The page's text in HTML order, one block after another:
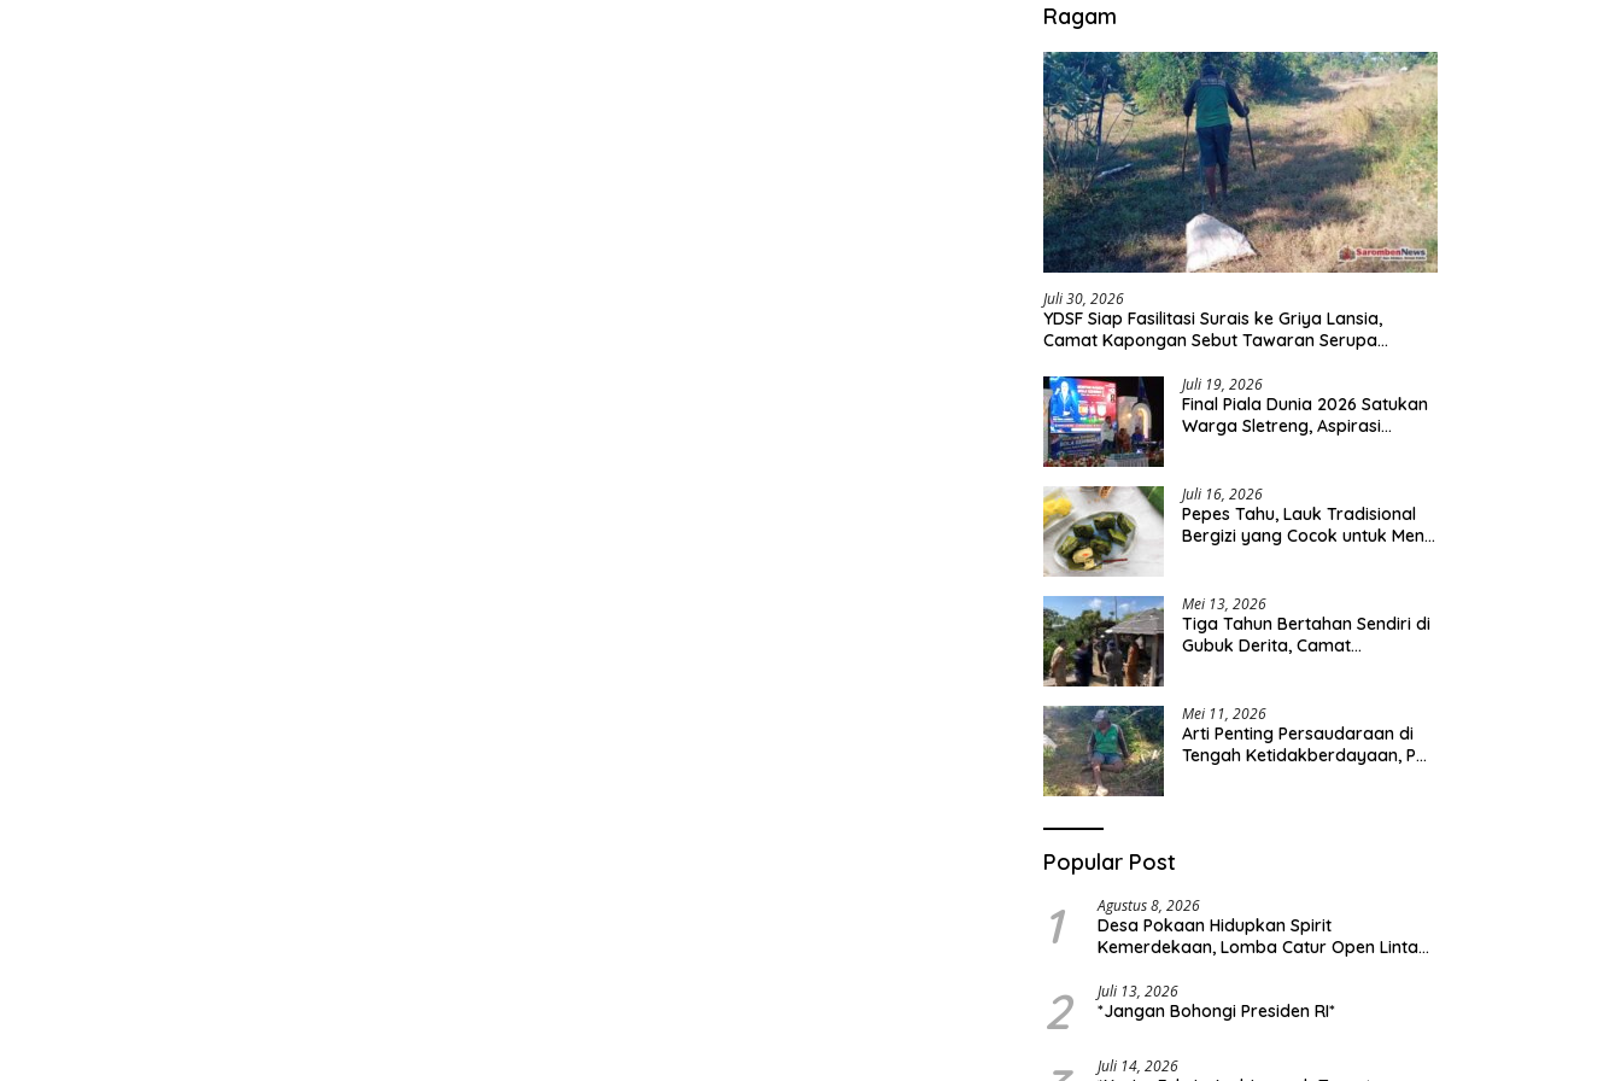
Ragam
Juli 30, 2026
YDSF Siap Fasilitasi Surais ke Griya Lansia,
Camat Kapongan Sebut Tawaran Serupa
Juli 19, 2026
Final Piala Dunia 2026 Satukan
Warga Sletreng, Aspirasi
Juli 16, 2026
Pepes Tahu, Lauk Tradisional
Bergizi yang Cocok untuk Menu
Mei 13, 2026
Tiga Tahun Bertahan Sendiri di
Gubuk Derita, Camat
Mei 11, 2026
Arti Penting Persaudaraan di
Tengah Ketidakberdayaan, Pak
Popular Post
1 Agustus 8, 2026
Desa Pokaan Hidupkan Spirit
Kemerdekaan, Lomba Catur Open Lintas
RI ke-81
2 Juli 13, 2026
*Jangan Bohongi Presiden RI*
Juli 14, 2026